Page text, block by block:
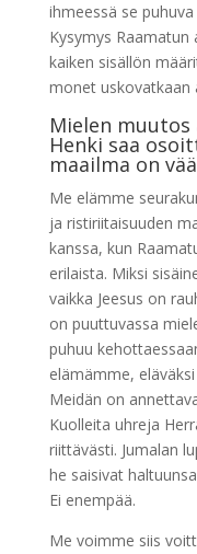
ihmeessä se
Kysymys
kaiken sisällön
monet uskovatkaan
Mielen muutos
Henki saa
maailma on
Me elämme
ja ristiriitaisuuden
kanssa, kun
erilaista. Miksi
vaikka Jeesus on
on puuttuvassa
puhuu
elämämme,
Meidän on
Kuolleita uhreja
riittävästi. Jumalan
he saisivat
Ei enempää.
Me voimme siis